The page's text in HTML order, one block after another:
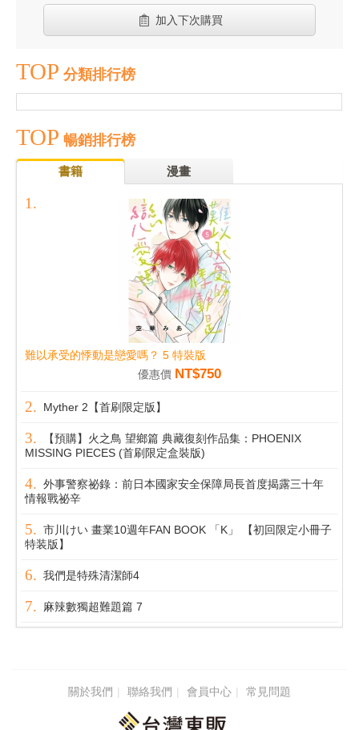
加入下次購買
TOP 分類排行榜
TOP 暢銷排行榜
書籍 漫畫
難以承受的悸動是戀愛嗎？ 5 特裝版
優惠價 NT$750
Myther 2【首刷限定版】
【預購】火之鳥 望鄉篇 典藏復刻作品集：PHOENIX
MISSING PIECES (首刷限定盒裝版)
外事警察祕錄：前日本國家安全保障局長首度揭露三十年
情報戰祕辛
市川けい 畫業10週年FAN BOOK 「K」 【初回限定小冊子
特装版】
我們是特殊清潔師4
麻辣數獨超難題篇 7
關於我們 聯絡我們 會員中心 常見問題